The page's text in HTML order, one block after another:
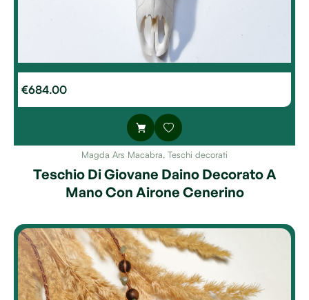
€684.00
Magda Ars Macabra, Teschi decorati
Teschio Di Giovane Daino Decorato A
Mano Con Airone Cenerino